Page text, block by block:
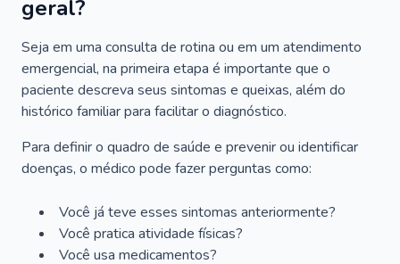
geral?
Seja em uma consulta de rotina ou em um atendimento
emergencial, na primeira etapa é importante que o
paciente descreva seus sintomas e queixas, além do
histórico familiar para facilitar o diagnóstico.
Para definir o quadro de saúde e prevenir ou identificar
doenças, o médico pode fazer perguntas como:
Você já teve esses sintomas anteriormente?
Você pratica atividade físicas?
Você usa medicamentos?